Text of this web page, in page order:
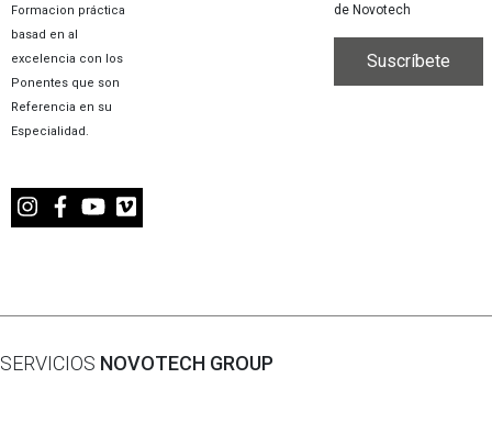
Formacion práctica
basad en al
excelencia con los
Ponentes que son
Referencia en su
Especialidad.
de Novotech
SERVICIOS NOVOTECH GROUP